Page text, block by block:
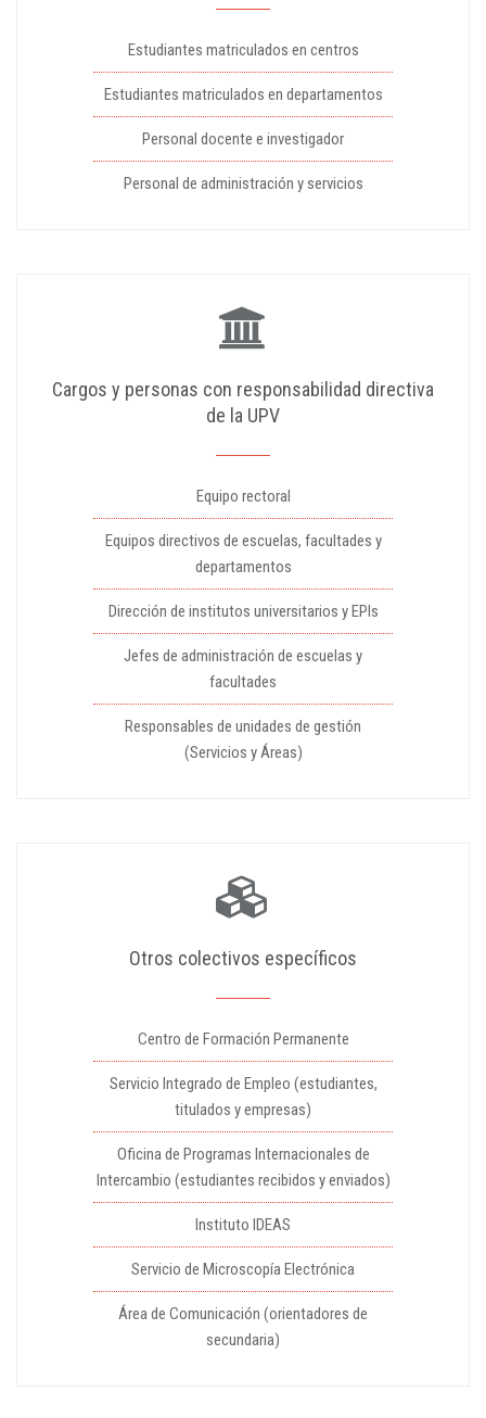
Estudiantes matriculados en centros
Estudiantes matriculados en departamentos
Personal docente e investigador
Personal de administración y servicios
Cargos y personas con responsabilidad directiva
de la UPV
Equipo rectoral
Equipos directivos de escuelas, facultades y
departamentos
Dirección de institutos universitarios y EPIs
Jefes de administración de escuelas y
facultades
Responsables de unidades de gestión
(Servicios y Áreas)
Otros colectivos específicos
Centro de Formación Permanente
Servicio Integrado de Empleo (estudiantes,
titulados y empresas)
Oficina de Programas Internacionales de
Intercambio (estudiantes recibidos y enviados)
Instituto IDEAS
Servicio de Microscopía Electrónica
Área de Comunicación (orientadores de
secundaria)